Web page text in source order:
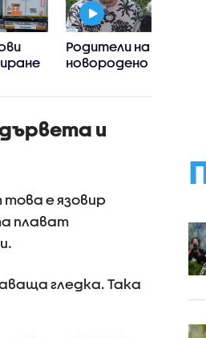
Родители на
новородено и
взаимни обвинения за
състояние на бебето
и
е язовир
плават
гледка. Така